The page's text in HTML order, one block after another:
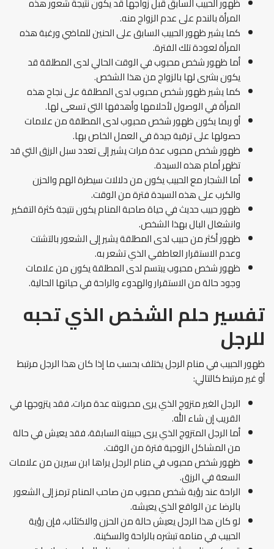
ظهور الحبيب السابق قبل زواجها قد يكون نتيجة شعور هذه
المرأة بالندم على عدم الزواج منه.
كما يشير ظهور الحبيب السابق على الحنين للماضي ورغبة هذه
المرأة لعودة تلك الفترة.
أما ظهور شخص محبوب في الوقت الحالي لدى المطلقة قد
يكون بشرى لها بالزواج من هذا الشخص.
كما يشير ظهور شخص محبوب لدى المطلقة على نجاح هذه
المرأة في الوصول لأحلامها وأهدفها التي تسعى لها.
أو ربما يكون ظهور شخص محبوب لدى المطلقة من علامات
حصولها على ترقية جيدة في العمل الخاص بها.
ظهور شخص محبوب عدة مرات يشير إلى تعدد سبل الرزق التي قد
تظهر أمام هذه السيدة.
أما الشجار مع الحبيب يكون من دلالات سيطرة الهم والحزن
والكرب على هذه السيدة فترة من الوقت.
ظهور حبيب حديث في حياة صاحبة المنام يكون نتيجة كثرة التفكير
وانشغال البال بهذا الشخص.
ظهور أكثر من حبيب لدى المطلقة يشير إلى الشعور بالتشتت
وعدم الاستقرار العاطفي الذي تشعر به.
ظهور شخص محبوب يبتسم لدى المطلقة يكون من علامات
وجود حالة من الاستقرار والهدوء والراحة في حياتها الحالية.
تفسير حلم الشخص الذي تحبه
للرجل
ظهور الحبيب في منام الرجل يختلف بحسب ما إذا كان هذا الرجل مرتبط
أو غير مرتبط كالتالي:
الرجل الغير متزوج الذي يرى محبوبته عدة مرات، فقد يتزوجها في
القريب إن شاء الله.
أما الرجل المتزوج الذي يرى حبيبته السابقة، فقد يعيش في حالة
من المشاكل الزوجية فترة من الوقت.
ظهور شخص محبوب في منام الرجل يراها ابن سيرين من علامات
السعة في الرزق.
الراحة عند رؤية شخص محبوب من صاحب المنام ترمز إلى الشعور
بالرضا عن الواقع الذي يعيشه.
لو كان هذا الرجل يعيش حالة من الحزن والاكتئاب، فإن رؤية
الحبيب في منامه تبشره بالراحة والسكينة.